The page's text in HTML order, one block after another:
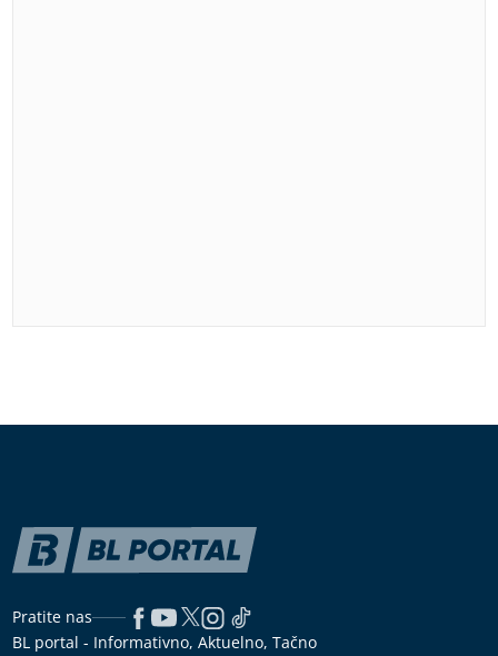
Pratite nas
BL portal - Informativno, Aktuelno, Tačno